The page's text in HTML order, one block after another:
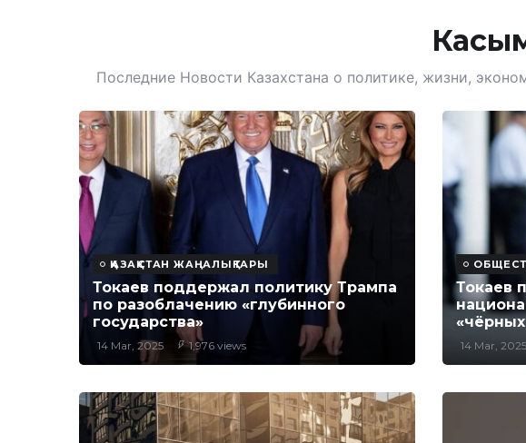
Последние Новости Казахстана о политике, жизни,
ҚАЗАҚСТАН ЖАҢАЛЫҚТАРЫ
Токаев поддержал политику Трампа
по разоблачению «глубинного
государства»
14 Mar, 2025 1,976 views
Токаев
14 Mar, 2025